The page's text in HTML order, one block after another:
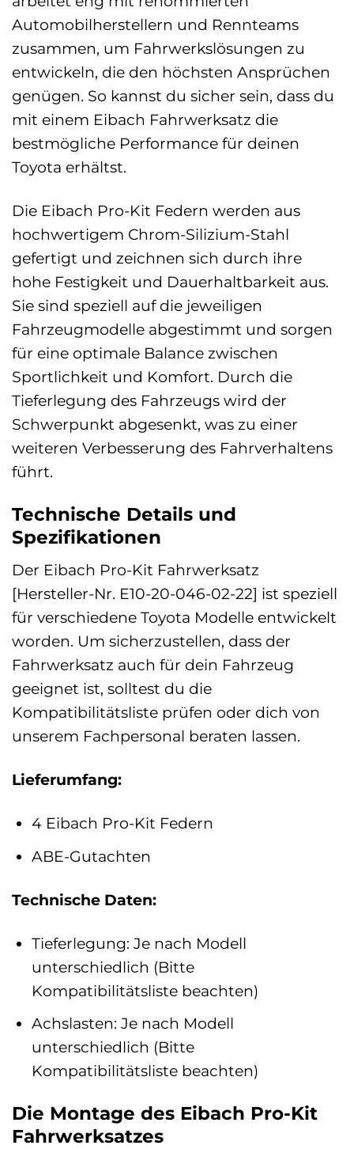
Automobilherstellern und Rennteams
zusammen, um Fahrwerkslösungen zu
entwickeln, die den höchsten Ansprüchen
genügen. So kannst du sicher sein, dass du
mit einem Eibach Fahrwerksatz die
bestmögliche Performance für deinen
Toyota erhältst.
Die Eibach Pro-Kit Federn werden aus
hochwertigem Chrom-Silizium-Stahl
gefertigt und zeichnen sich durch ihre
hohe Festigkeit und Dauerhaltbarkeit aus.
Sie sind speziell auf die jeweiligen
Fahrzeugmodelle abgestimmt und sorgen
für eine optimale Balance zwischen
Sportlichkeit und Komfort. Durch die
Tieferlegung des Fahrzeugs wird der
Schwerpunkt abgesenkt, was zu einer
weiteren Verbesserung des Fahrverhaltens
führt.
Technische Details und
Spezifikationen
Der Eibach Pro-Kit Fahrwerksatz
[Hersteller-Nr. E10-20-046-02-22] ist speziell
für verschiedene Toyota Modelle entwickelt
worden. Um sicherzustellen, dass der
Fahrwerksatz auch für dein Fahrzeug
geeignet ist, solltest du die
Kompatibilitätsliste prüfen oder dich von
unserem Fachpersonal beraten lassen.
Lieferumfang:
4 Eibach Pro-Kit Federn
ABE-Gutachten
Technische Daten:
Tieferlegung: Je nach Modell
unterschiedlich (Bitte
Kompatibilitätsliste beachten)
Achslasten: Je nach Modell
unterschiedlich (Bitte
Kompatibilitätsliste beachten)
Die Montage des Eibach Pro-Kit
Fahrwerksatzes